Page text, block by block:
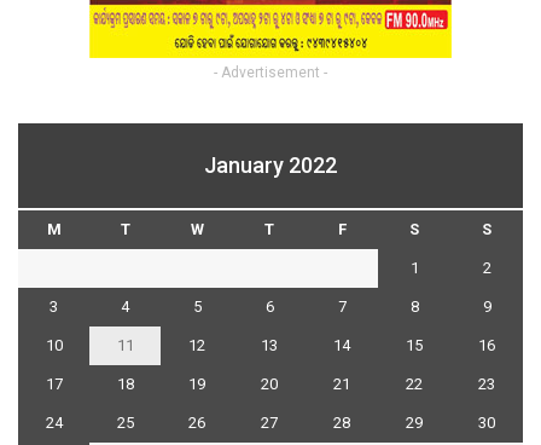
- Advertisement -
January 2022
M T W T F S S
1 2
3 4 5 6 7 8 9
10 11 12 13 14 15 16
17 18 19 20 21 22 23
24 25 26 27 28 29 30